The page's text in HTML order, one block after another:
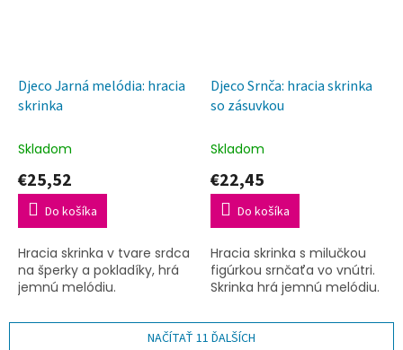
Djeco Jarná melódia: hracia
skrinka
Skladom
€25,52
Do košíka
Hracia skrinka v tvare srdca
na šperky a pokladíky, hrá
jemnú melódiu.
Djeco Srnča: hracia skrinka
so zásuvkou
Skladom
€22,45
Do košíka
Hracia skrinka s milučkou
figúrkou srnčaťa vo vnútri.
Skrinka hrá jemnú melódiu.
NAČÍTAŤ 11 ĎALŠÍCH